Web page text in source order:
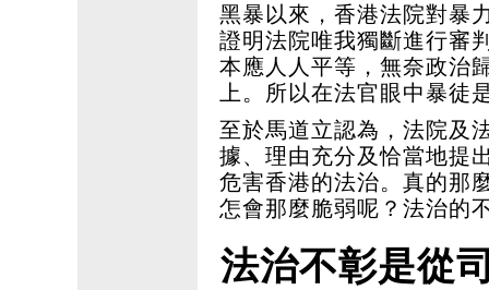
黑暴以來，香港法院對暴
證明法院唯我獨斷進行審
本應人人平等，無奈政治
上。所以在法官眼中暴徒
至於馬道立認為，法院及
據、理由充分及恰當地提
危害香港的法治。真的那
怎會那麼脆弱呢？法治的
法治不彰是從